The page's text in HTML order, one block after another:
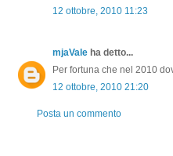
12 ottobre, 2010 11:23
mjaVale ha detto...
Per fortuna che nel 2010
12 ottobre, 2010 21:20
Posta un commento